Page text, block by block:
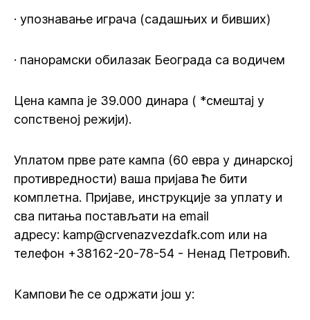
· упознавање играча (садашњих и бивших)
· панорамски обилазак Београда са водичем
Цена кампа је 39.000 динара ( *смештај у
сопственој режији).
Уплатом прве рате кампа (60 евра у динарској
противредности) ваша пријава ће бити
комплетна. Пријаве, инструкције за уплату и
сва питања постављати на email
адресу: kamp@crvenazvezdafk.com или на
телефон +38162-20-78-54 - Ненад Петровић.
Кампови ће се одржати још у: